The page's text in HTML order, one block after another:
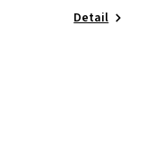
Detail